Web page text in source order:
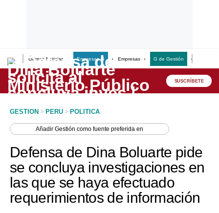
Últimas Noticias Empresas G Empresas G de Gestión
Lo último
Peru Quiosco
Economía
Mercados
Perú
SUSCRÍBETE
GESTION > PERU > POLITICA
AñadirGestión como fuente preferida en
Defensa de Dina Boluarte pide
se concluya investigaciones en
las que se haya efectuado
requerimientos de información